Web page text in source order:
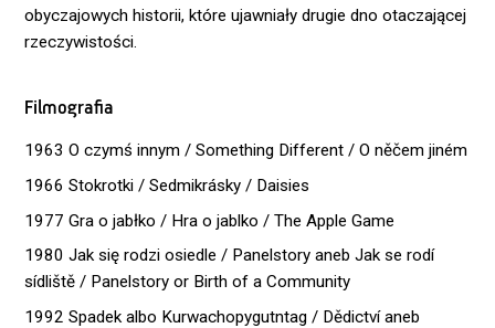
obyczajowych historii, które ujawniały drugie dno otaczającej
rzeczywistości.
Filmografia
1963 O czymś innym / Something Different / O něčem jiném
1966 Stokrotki / Sedmikrásky / Daisies
1977 Gra o jabłko / Hra o jablko / The Apple Game
1980 Jak się rodzi osiedle / Panelstory aneb Jak se rodí
sídliště / Panelstory or Birth of a Community
1992 Spadek albo Kurwachopygutntag / Dědictví aneb